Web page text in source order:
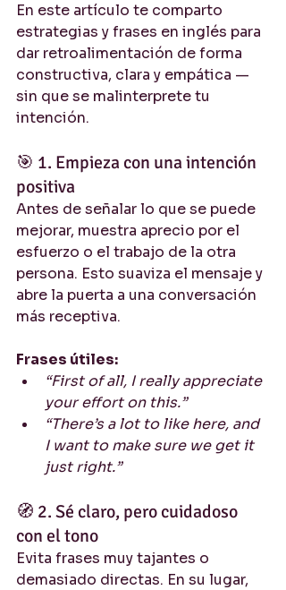
En este artículo te comparto
estrategias y frases en inglés para
dar retroalimentación de forma
constructiva, clara y empática —
sin que se malinterprete tu
intención.
🎯 1. Empieza con una intención
positiva
Antes de señalar lo que se puede
mejorar, muestra aprecio por el
esfuerzo o el trabajo de la otra
persona. Esto suaviza el mensaje y
abre la puerta a una conversación
más receptiva.
Frases útiles:
“First of all, I really appreciate
your effort on this.”
“There’s a lot to like here, and
I want to make sure we get it
just right.”
🧭 2. Sé claro, pero cuidadoso
con el tono
Evita frases muy tajantes o
demasiado directas. En su lugar,